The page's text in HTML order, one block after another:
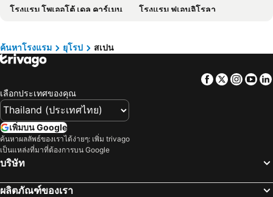
โรงแรม จอร์เจีย
โรงแรม ลาว
โรงแรม ซาโมส
โรงแรม เขตเมืองหลวงบรัสเซลส์
โรงแรม โพเออโต้ เดล คาร์เมน
โรงแรม ฟูเอนจิโรลา
โรงแรม ตอลเลโนลีโนส
โรงแรม ซานอันโตนิโอ
โรงแรม ปลายาเดอลาอเมริกา
โรงแรม คอร์ราเลโฮ
โรงแรม ซัลลามานซ่า
โรงแรม ซิตเกส
โรงแรม Tías
โรงแรม เพล์ย่า เดอเพาม่า
โรงแรม เอลปราตเดโลเบรกัต
โรงแรม เอลออสปีทาลเลทเดโลเปรกัด
ค้นหาโรงแรม ยุโรป สเปน
Facebook
Twitter
เลือกประเทศของคุณ
เพิ่มบน Google
ค้นหาผลลัพธ์ของเราได้ง่ายๆ: เพิ่ม trivago
เป็นแหล่งที่มาที่ต้องการบน Google
บริษัท
ผลิตภัณฑ์ของเรา